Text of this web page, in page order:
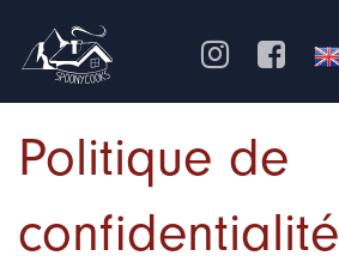
Politique de
confidentialité